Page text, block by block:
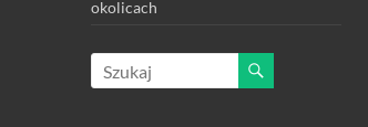
okolicach